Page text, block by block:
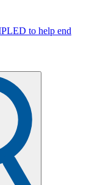
to help end